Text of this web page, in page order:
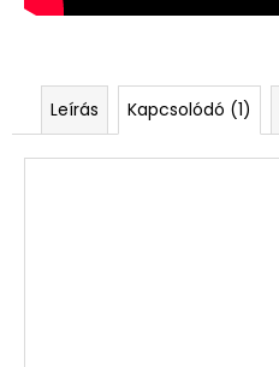
Leírás Kapcsolódó (1)